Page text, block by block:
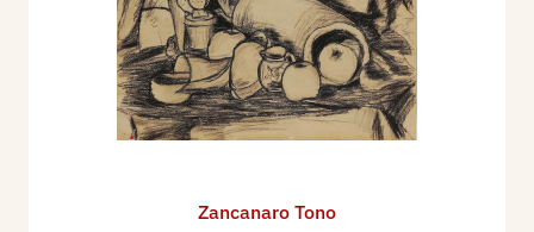
Zancanaro Tono